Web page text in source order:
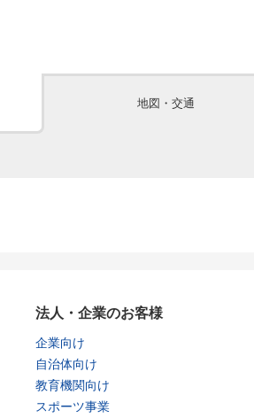
地図・交通
法人・企業のお客様
企業向け
自治体向け
教育機関向け
スポーツ事業